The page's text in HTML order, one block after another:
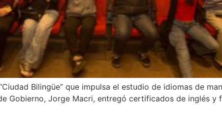
Bilingüe” que impulsa el estudio de idiomas de
Gobierno, Jorge Macri, entregó certificados de inglés y